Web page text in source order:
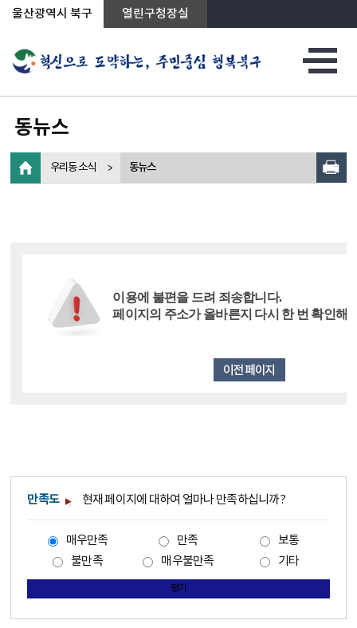
상단메뉴로 바로가기
전체메뉴로 바로가기
왼쪽메뉴로 바로가기
본문으로 바로가기
울산광역시 북구 열린구청장실
동뉴스
우리동 소식 동뉴스
이용에 불편을 드려 죄송합니다.
페이지의 주소가 올바른지 다시 한 번 확인해
만족도 현재 페이지에 대하여 얼마나 만족하십니까?
매우만족 만족
보통
불만족
매우불만족 기타
평가